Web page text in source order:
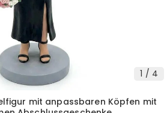
1 / 4
mit anpassbaren Köpfen mit